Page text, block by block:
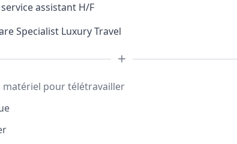
assistant H/F
Specialist Luxury Travel
matériel pour télétravailler